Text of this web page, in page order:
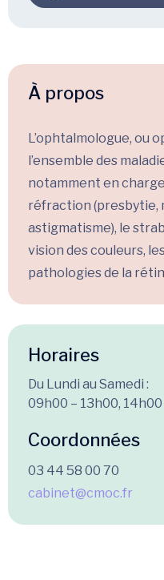
À propos
L’ophtalmologue, ou
l’ensemble des
notamment en
réfraction (presbytie,
astigmatisme), le
vision des couleurs,
pathologies de la
Horaires
Du Lundi au Samedi :
09h00 – 13h00,
Coordonnées
03 44 58 00 70
cabinet@cmoc.fr